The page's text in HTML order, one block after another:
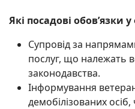
Які посадові обов’язки
Супровід за
послуг, що належать
законодавства.
Інформування
демобілізованих